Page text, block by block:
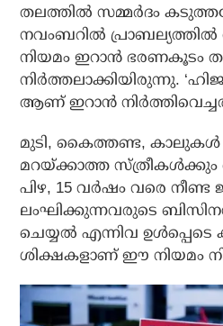
തലത്തില്‍ സമ്മര്‍ദം
നവംബറില്‍
നിയമം ഇറാന്‍ ഭരണകൂടം
നിര്‍ത്തലാക്കിയിരുന്നു.
ആണ് ഇറാന്‍
മുടി, കൈത്തണ്ട, കാലുകള്‍
മറയ്ക്കാത്ത
പിഴ, 15 വര്‍ഷം വരെ നീണ്ട
ലംഘിക്കുന്നവരുടെ
ചെയ്യല്‍ എന്നിവ
ശിക്ഷകളാണ് ഈ നിയമം